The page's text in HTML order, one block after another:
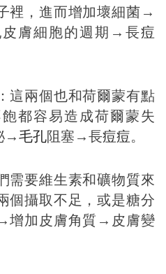
裡，進而增加壞細菌→
膚細胞的週期→長痘
這兩個也和荷爾蒙有點
都容易造成荷爾蒙失
→毛孔阻塞→長痘痘。
需要維生素和礦物質來
個攝取不足，或是糖分
增加皮膚角質→皮膚變